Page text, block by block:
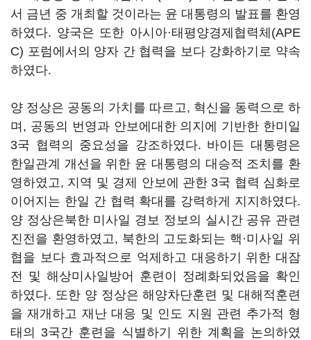
서 금년 중 개최할 것이라는 윤 대통령의 발표를 환영
하였다. 양국은 또한 아시아·태평양경제협력체(APE
C) 포럼에서의 양자 간 협력을 보다 강화하기로 약속
하였다.
양 정상은 공동의 가치를 따르고, 혁신을 동력으로 하
며, 공동의 번영과 안보에대한 의지에 기반한 한미일
3국 협력의 중요성을 강조하였다. 바이든 대통령은
한일관계 개선을 위한 윤 대통령의 대승적 조치를 환
영하였고, 지역 및 경제 안보에 관한 3국 협력 심화로
이어지는 한일 간 협력 확대를 강력하게 지지하였다.
양 정상은북한 미사일 경보 정보의 실시간 공유 관련
진전을 환영하였고, 북한의 고도화되는 핵·미사일 위
협을 보다 효과적으로 억제하고 대응하기 위한 대잠
전 및 해상미사일방어 훈련이 정례화되었음을 확인
하였다. 또한 양 정상은 해양차단훈련 및 대해적훈련
을 재개하고 재난 대응 및 인도 지원 관련 추가적 형
태의 3국간 훈련을 식별하기 위한 계획을 논의하였